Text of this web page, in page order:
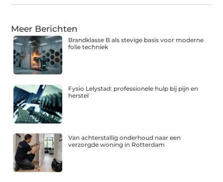
Meer Berichten
Brandklasse B als stevige basis voor moderne
folie techniek
Fysio Lelystad: professionele hulp bij pijn en
herstel
Van achterstallig onderhoud naar een
verzorgde woning in Rotterdam